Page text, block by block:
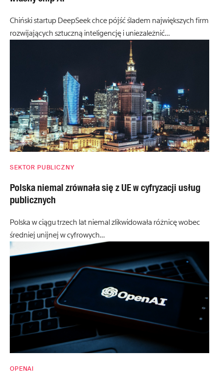
Chiński startup DeepSeek chce pójść śladem największych firm
rozwijających sztuczną inteligencję i uniezależnić…
SEKTOR PUBLICZNY
Polska niemal zrównała się z UE w cyfryzacji usług
publicznych
Polska w ciągu trzech lat niemal zlikwidowała różnicę wobec
średniej unijnej w cyfrowych…
OPENAI